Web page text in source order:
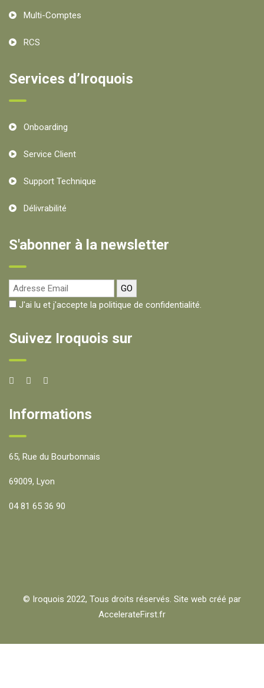
Multi-Comptes
RCS
Services d’Iroquois
Onboarding
Service Client
Support Technique
Délivrabilité
S'abonner à la newsletter
J'ai lu et j'accepte la politique de confidentialité.
Suivez Iroquois sur
Informations
65, Rue du Bourbonnais
69009, Lyon
04 81 65 36 90
© Iroquois 2022, Tous droits réservés. Site web créé par
AccelerateFirst.fr